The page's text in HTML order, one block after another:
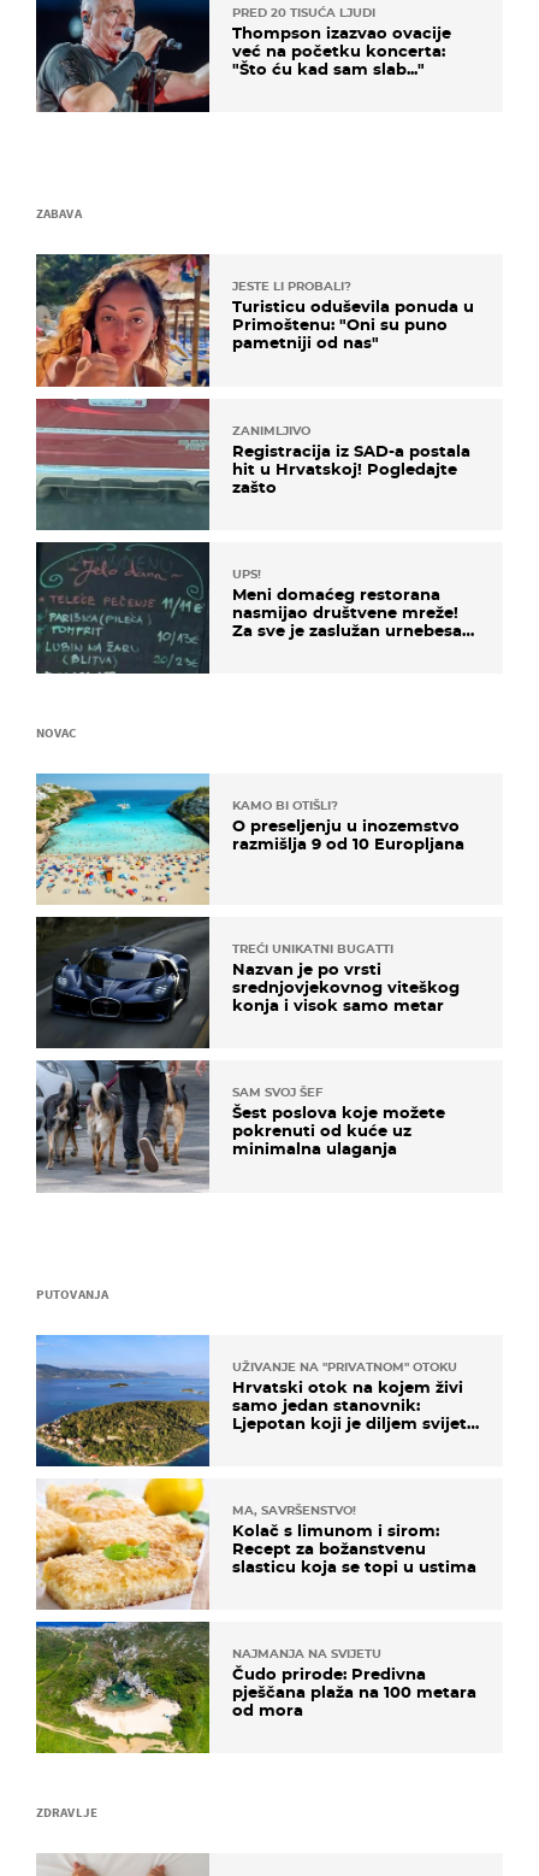
PRED 20 TISUĆA LJUDI
Thompson izazvao ovacije
već na početku koncerta:
"Što ću kad sam slab..."
ZDRAVLJE
ZABAVA
JESTE LI PROBALI?
Turisticu oduševila ponuda u
Primoštenu: "Oni su puno
pametniji od nas"
ZANIMLJIVO
Registracija iz SAD-a postala
hit u Hrvatskoj! Pogledajte
zašto
UPS!
Meni domaćeg restorana
nasmijao društvene mreže!
Za sve je zaslužan urnebesan
PUTOVANJA
UŽIVANJE NA "PRIVATNOM" OTOKU
Hrvatski otok na kojem živi
samo jedan stanovnik:
Ljepotan koji je diljem svijeta
MA, SAVRŠENSTVO!
Kolač s limunom i sirom:
Recept za božanstvenu
slasticu koja se topi u ustima
NAJMANJA NA SVIJETU
Čudo prirode: Predivna
pješčana plaža na 100 metara
od mora
NOVAC
KAMO BI OTIŠLI?
O preseljenju u inozemstvo
razmišlja 9 od 10 Europljana
TREĆI UNIKATNI BUGATTI
Nazvan je po vrsti
srednjovjekovnog viteškog
konja i visok samo metar
SAM SVOJ ŠEF
Šest poslova koje možete
pokrenuti od kuće uz
minimalna ulaganja